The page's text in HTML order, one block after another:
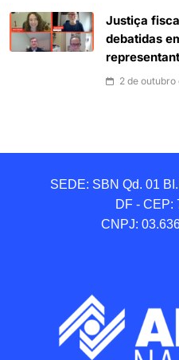
Justiça
debatidas
2 de outubro
SEDE: SBN Qd. 01
DF - CEP:
CNPJ: